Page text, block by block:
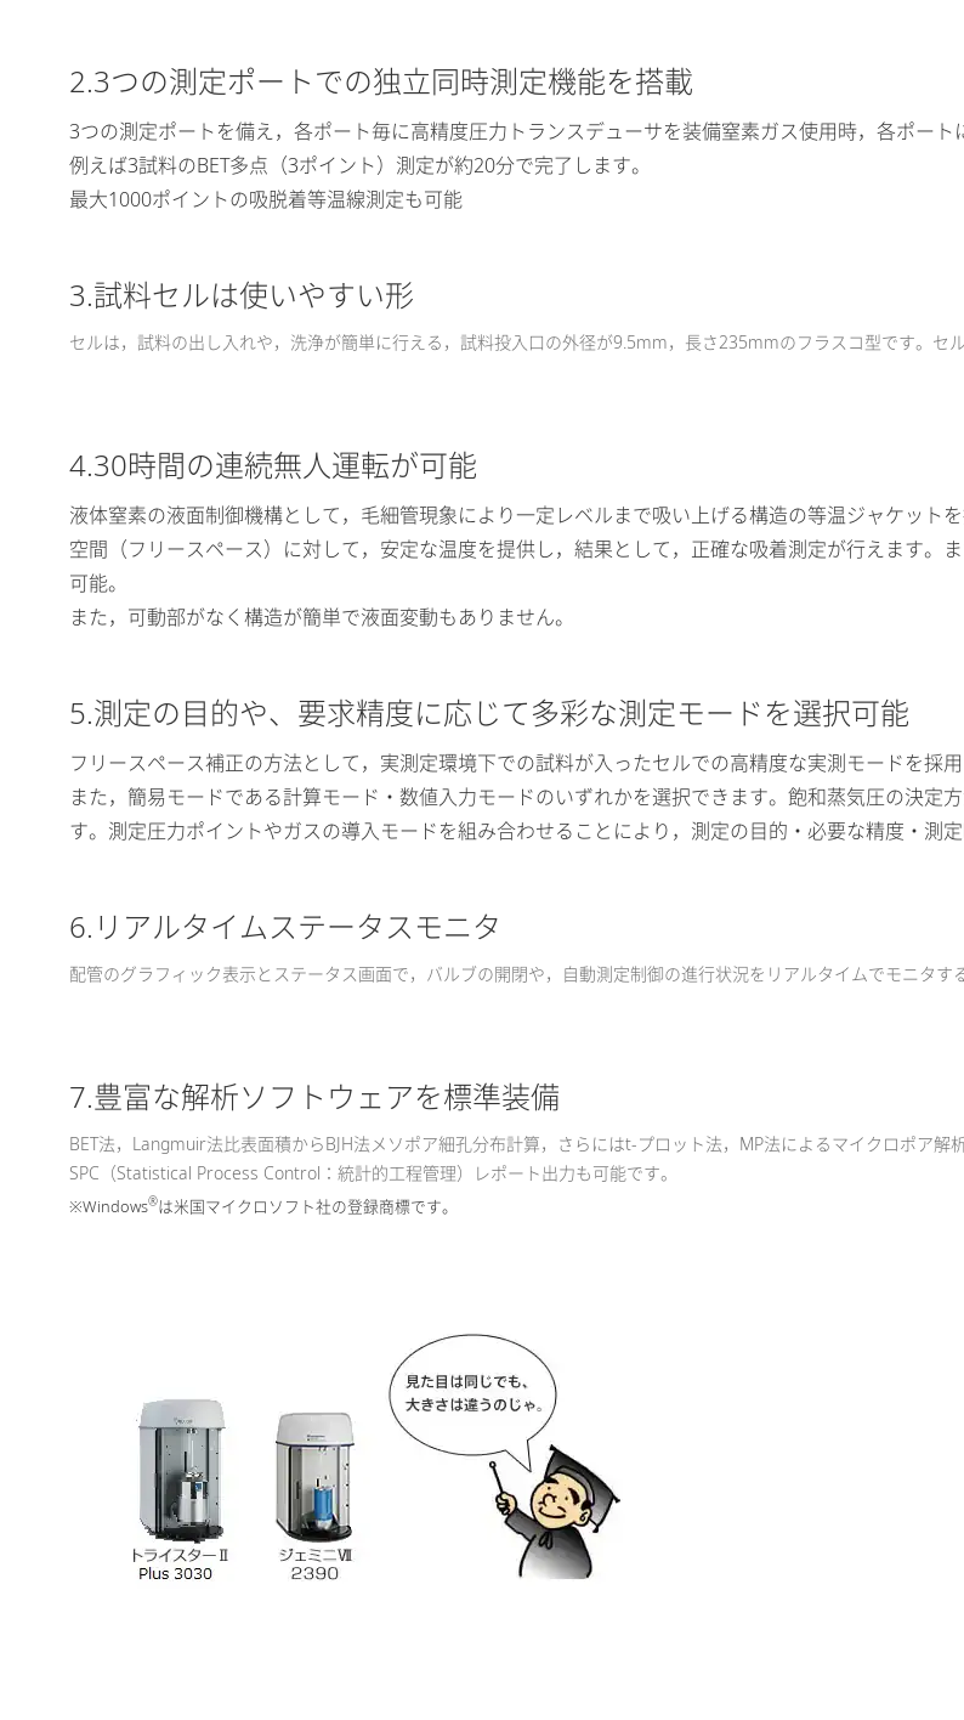
2.3つの測定ポートでの独立同時測定機能を搭載
3つの測定ポートを備え，各ポート毎に高精度圧力トランスデューサを装備窒素ガス使用時，各ポート
例えば3試料のBET多点（3ポイント）測定が約20分で完了します。
最大1000ポイントの吸脱着等温線測定も可能
3.試料セルは使いやすい形
セルは，試料の出し入れや，洗浄が簡単に行える，試料投入口の外径が9.5mm，長さ235mmのフラスコ型です。セ
4.30時間の連続無人運転が可能
液体窒素の液面制御機構として，毛細管現象により一定レベルまで吸い上げる構造の等温ジャケット
空間（フリースペース）に対して，安定な温度を提供し，結果として，正確な吸着測定が行えます。
可能。
また，可動部がなく構造が簡単で液面変動もありません。
5.測定の目的や、要求精度に応じて多彩な測定モードを選択可能
フリースペース補正の方法として，実測定環境下での試料が入ったセルでの高精度な実測モードを採用
また，簡易モードである計算モード・数値入力モードのいずれかを選択できます。飽和蒸気圧の決定
す。測定圧力ポイントやガスの導入モードを組み合わせることにより，測定の目的・必要な精度・測
6.リアルタイムステータスモニタ
配管のグラフィック表示とステータス画面で，バルブの開閉や，自動測定制御の進行状況をリアルタイムでモニタ
7.豊富な解析ソフトウェアを標準装備
BET法，Langmuir法比表面積からBJH法メソポア細孔分布計算，さらにはt-プロット法，MP法によるマイクロポア解
SPC（Statistical Process Control：統計的工程管理）レポート出力も可能です。
※Windows®は米国マイクロソフト社の登録商標です。